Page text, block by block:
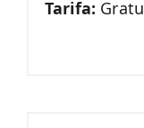
Tarifa: